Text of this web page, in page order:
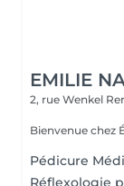
EMILIE
2, rue Wenkel
Bienvenue chez
Pédicure
Réflexologie